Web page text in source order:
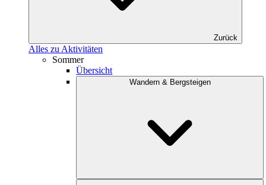
Zurück
Alles zu Aktivitäten
Sommer
Übersicht
Wandern & Bergsteigen